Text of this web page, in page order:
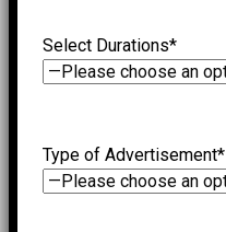
Select Durations*
Type of Advertisement*